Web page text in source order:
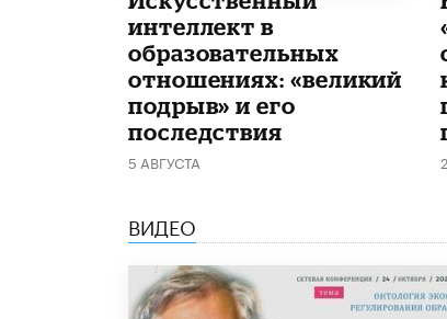
интеллект в
образовательных
отношениях: «великий
подрыв» и его
последствия
5 АВГУСТА
ВИДЕО